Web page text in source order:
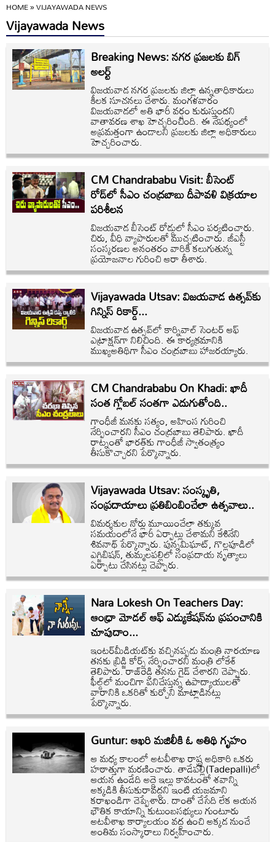
HOME»VIJAYAWADA NEWS
Vijayawada News
Breaking News: నగర ప్రజలకు బిగ్
అలర్ట్
విజయవాడ నగర ప్రజలకు జిల్లా ఉన్నతాధికారులు
కీలక సూచనలు చేశారు. మంగళవారం
విజయవాడలో అతి భారీ వర్షం కురుస్తుందని
వాతావరణ శాఖ హెచ్చరించింది. ఈ నేపథ్యంలో
అప్రమత్తంగా ఉండాలని ప్రజలకు జిల్లా అధికారులు
హెచ్చరించారు.
CM Chandrababu Visit: బీసెంట్
రోడ్‌‌‌లో సీఎం చంద్రబాబు దీపావళి విక్రయాల
పరిశీలన
విజయవాడ బీసెంట్ రోడ్డులో సీఎం పర్యటించారు.
చిరు, వీధి వ్యాపారులతో ముచ్చటించారు. జీఎస్టీ
సంస్కరణల అనంతరం వారికి కలుగుతున్న
ప్రయోజనాల గురించి ఆరా తీశారు.
Vijayawada Utsav: విజయవాడ ఉత్సవ్‌కు
గిన్నిస్ రికార్డ్...
విజయవాడ ఉత్సవ్‌లో కార్నివాల్ సెంటర్ ఆఫ్
ఎట్రాక్షన్‌గా నిలిచింది. ఈ కార్యక్రమానికి
ముఖ్యఅతిథిగా సీఎం చంద్రబాబు హాజరయ్యారు.
CM Chandrababu On Khadi: ఖాదీ
సంత గ్లోబల్‌ సంతగా ఎదుగుతోంది..
గాంధీజీ మనకు సత్యం, అహింస గురించి
నేర్పించారని సీఎం చంద్రబాబు తెలిపారు. ఖాదీ
రాట్నంతో భారత్‌కు గాంధీజీ స్వాతంత్ర్యం
తీసుకొచ్చారని పేర్కొన్నారు.
Vijayawada Utsav: సంస్కృతి,
సంప్రదాయాలు ప్రతిబింబించేలా ఉత్సవాలు..
విమర్శకుల నోర్లు మూయించేలా తక్కువ
సమయంలోనే భారీ ఏర్పాట్లు చేశామని కేశినేని
శివనాథ్ పేర్కొన్నారు. పున్నమిఘాట్, గొల్లపూడిలో
ఎగ్జిబిషన్, తుమ్మలపల్లిలో సంప్రదాయ నృత్యాలు
ఏర్పాటు చేసినట్లు చెప్పారు.
Nara Lokesh On Teachers Day:
ఆంధ్రా మోడల్ ఆఫ్ ఎడ్యుకేషన్‌ను ప్రపంచానికి
చూపుదాం...
ఇంటర్‌‌మీడియట్‌‌కు వచ్చినప్పడు మంత్రి నారయాణ
తనకు బ్రిడ్జి కోర్స్ నేర్పించారని మంత్రి లోకేశ్
తెలిపారు. రాజ్‌‌రెడ్డి తనను గైడ్ చేశారని చెప్పారు.
ఫీల్డ్‌‌లో మంచిగా పనిచేస్తున్న ఉపాద్యాయులతో
వారానికి ఒకరితో కుర్చోని మాట్లాడినట్లు
పేర్కొన్నారు.
Guntur: ఆఖరి మజిలీకి ఓ అతిథి గృహం
ఆ మధ్య కాలంలో అటవీశాఖ రాష్ట్ర అధికారి ఒకరు
హఠాత్తుగా మరణించారు. తాడేపల్లి(Tadepalli)లో
ఆయన ఉండేది అద్దె ఇల్లు కావటంతో శవాన్ని
అక్కడికి తీసుకురావద్దని ఇంటి యజమాని
కరాఖండిగా చెప్పేశారు. దాంతో చేసేది లేక ఆయన
భౌతిక కాయాన్ని కుటుంబసభ్యులు గుంటూరు
అటవీశాఖ కార్యాలయం వద్ద ఉంచి అక్కడ నుంచే
అంతిమ సంస్కారాలు నిర్వహించారు.